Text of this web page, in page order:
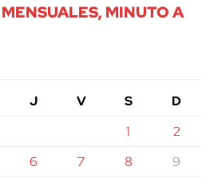
MINUTO A
J V S
D
1
2
6 7 8
9